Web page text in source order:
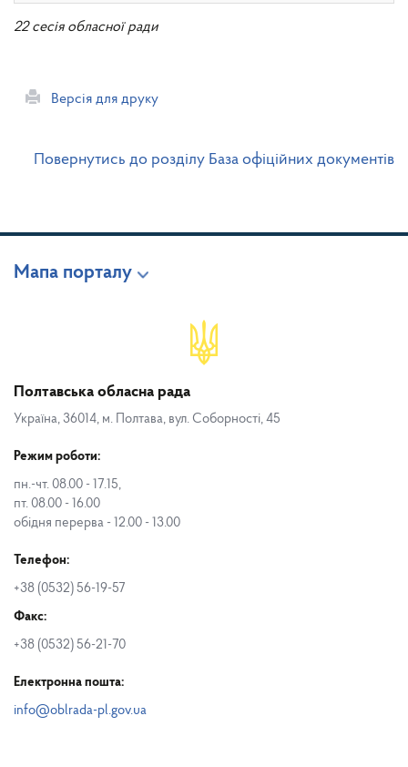
22 сесія обласної ради
Версія для друку
Повернутись до розділу База офіційних документів
Мапа порталу
Полтавська обласна рада
Україна, 36014, м. Полтава, вул. Соборності, 45
Режим роботи:
пн.-чт. 08.00 - 17.15,
пт. 08.00 - 16.00
обідня перерва - 12.00 - 13.00
Телефон:
+38 (0532) 56-19-57
Факс:
+38 (0532) 56-21-70
Електронна пошта:
info@oblrada-pl.gov.ua